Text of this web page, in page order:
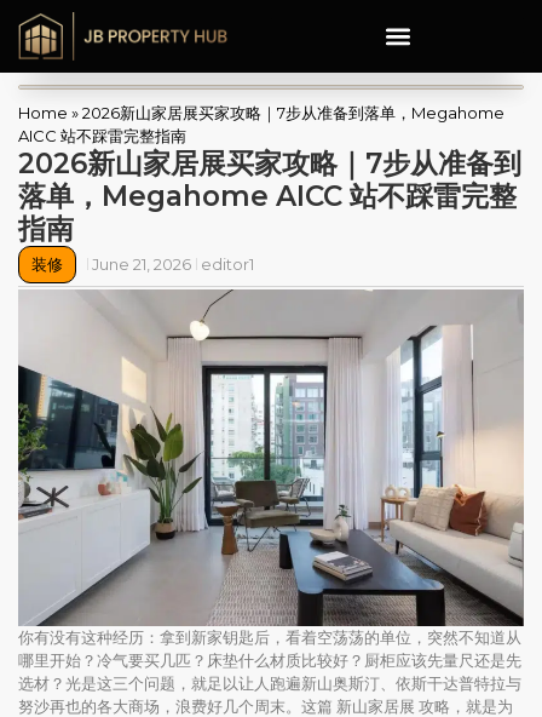
Home »2026新山家居展买家攻略｜7步从准备到落单，Megahome
AICC 站不踩雷完整指南
2026新山家居展买家攻略｜7步从准备到
落单，Megahome AICC 站不踩雷完整
指南
装修 June 21, 2026 editor1
你有没有这种经历：拿到新家钥匙后，看着空荡荡的单位，突然不知道从
哪里开始？冷气要买几匹？床垫什么材质比较好？厨柜应该先量尺还是先
选材？光是这三个问题，就足以让人跑遍新山奥斯汀、依斯干达普特拉与
努沙再也的各大商场，浪费好几个周末。这篇 新山家居展 攻略，就是为